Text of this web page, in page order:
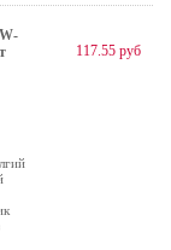
117.55 руб